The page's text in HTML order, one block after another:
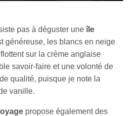
pas à déguster uneîle
généreuse, les blancs en neige
sur la crème anglaise
savoir-faire et une volonté de
qualité, puisque je note la
vanille.
propose également des